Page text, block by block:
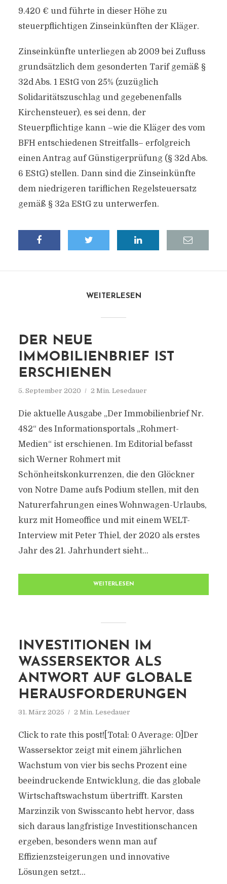
9.420 € und führte in dieser Höhe zu
steuerpflichtigen Zinseinkünften der Kläger.
Zinseinkünfte unterliegen ab 2009 bei Zufluss
grundsätzlich dem gesonderten Tarif gemäß §
32d Abs. 1 EStG von 25% (zuzüglich
Solidaritätszuschlag und gegebenenfalls
Kirchensteuer), es sei denn, der
Steuerpflichtige kann –wie die Kläger des vom
BFH entschiedenen Streitfalls– erfolgreich
einen Antrag auf Günstigerprüfung (§ 32d Abs.
6 EStG) stellen. Dann sind die Zinseinkünfte
dem niedrigeren tariflichen Regelsteuersatz
gemäß § 32a EStG zu unterwerfen.
WEITERLESEN
DER NEUE
IMMOBILIENBRIEF IST
ERSCHIENEN
5. September 2020 2 Min. Lesedauer
Die aktuelle Ausgabe „Der Immobilienbrief Nr.
482“ des Informationsportals „Rohmert-
Medien“ ist erschienen. Im Editorial befasst
sich Werner Rohmert mit
Schönheitskonkurrenzen, die den Glöckner
von Notre Dame aufs Podium stellen, mit den
Naturerfahrungen eines Wohnwagen-Urlaubs,
kurz mit Homeoffice und mit einem WELT-
Interview mit Peter Thiel, der 2020 als erstes
Jahr des 21. Jahrhundert sieht...
WEITERLESEN
INVESTITIONEN IM
WASSERSEKTOR ALS
ANTWORT AUF GLOBALE
HERAUSFORDERUNGEN
31. März 2025 2 Min. Lesedauer
Click to rate this post![Total: 0 Average: 0]Der
Wassersektor zeigt mit einem jährlichen
Wachstum von vier bis sechs Prozent eine
beeindruckende Entwicklung, die das globale
Wirtschaftswachstum übertrifft. Karsten
Marzinzik von Swisscanto hebt hervor, dass
sich daraus langfristige Investitionschancen
ergeben, besonders wenn man auf
Effizienzsteigerungen und innovative
Lösungen setzt...